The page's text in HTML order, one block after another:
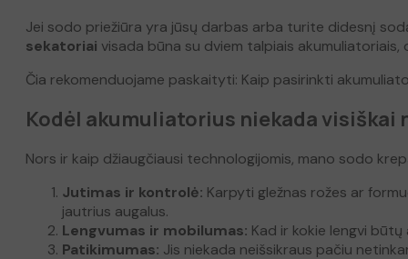
Jei sodo priežiūra yra jūsų darbas arba turite didesnį
sekatoriai visada būna su dviem talpiais
Čia rekomenduojame paskaityti: Kaip pasirinkti
Kodėl akumuliatorius niekada visiškai
Nors ir kaip džiaugčiausi technologijomis, mano sodo
Jutimas ir kontrolė: Karpyti gležnas rožes ar
jautrius augalus.
Lengvumas ir mobilumas: Kad ir kokie lengvi
Patikimumas: Jis niekada neišsikraus pačiu